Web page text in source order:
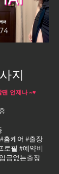
지
땐 언제나 ~♥
홈케어 #출장
필 #예약비
금없는출장